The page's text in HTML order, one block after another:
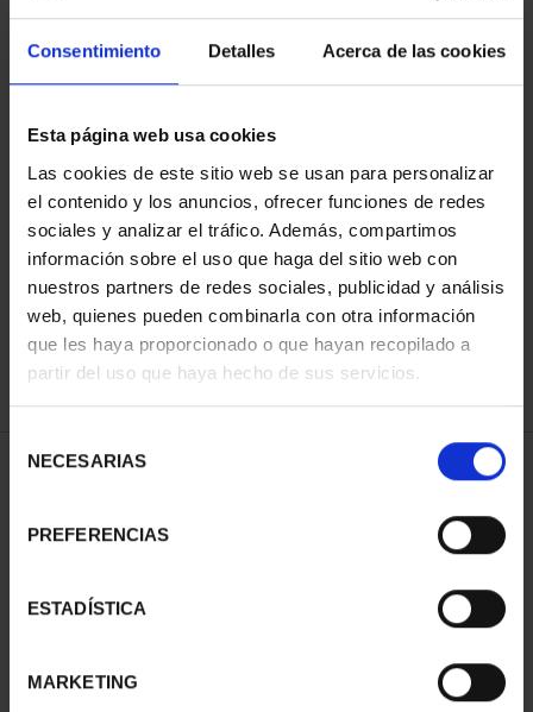
Consentimiento Detalles Acerca de las cookies
Esta página web usa cookies
Las cookies de este sitio web se usan para personalizar
el contenido y los anuncios, ofrecer funciones de redes
sociales y analizar el tráfico. Además, compartimos
información sobre el uso que haga del sitio web con
nuestros partners de redes sociales, publicidad y análisis
web, quienes pueden combinarla con otra información
que les haya proporcionado o que hayan recopilado a
partir del uso que haya hecho de sus servicios.
NECESARIAS
PREFERENCIAS
ESTADÍSTICA
MARKETING
ORDENAR POR:
REFINAR
1 Productos encontrados